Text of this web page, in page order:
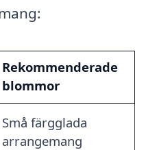
Rekommenderade
blommor
Små färgglada
arrangemang